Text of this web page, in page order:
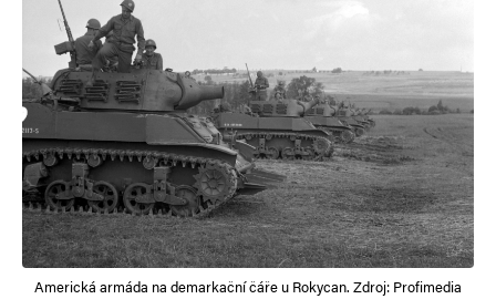
Americká armáda na demarkační čáře u Rokycan. Zdroj: Profimedia